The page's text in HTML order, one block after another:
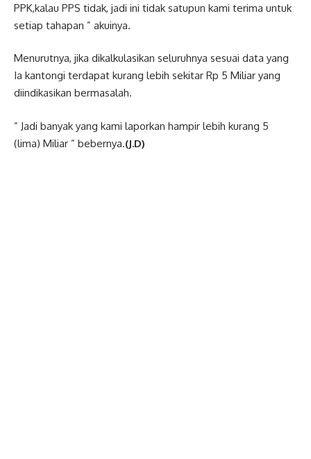
PPK,kalau PPS tidak, jadi ini tidak satupun kami terima untuk
setiap tahapan ” akuinya.
Menurutnya, jika dikalkulasikan seluruhnya sesuai data yang
Ia kantongi terdapat kurang lebih sekitar Rp 5 Miliar yang
diindikasikan bermasalah.
” Jadi banyak yang kami laporkan hampir lebih kurang 5
(lima) Miliar ” bebernya.(J.D)